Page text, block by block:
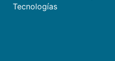
Tecnologías